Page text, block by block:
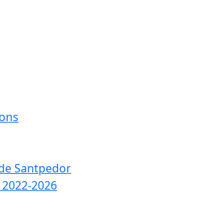
Santpedor
2026